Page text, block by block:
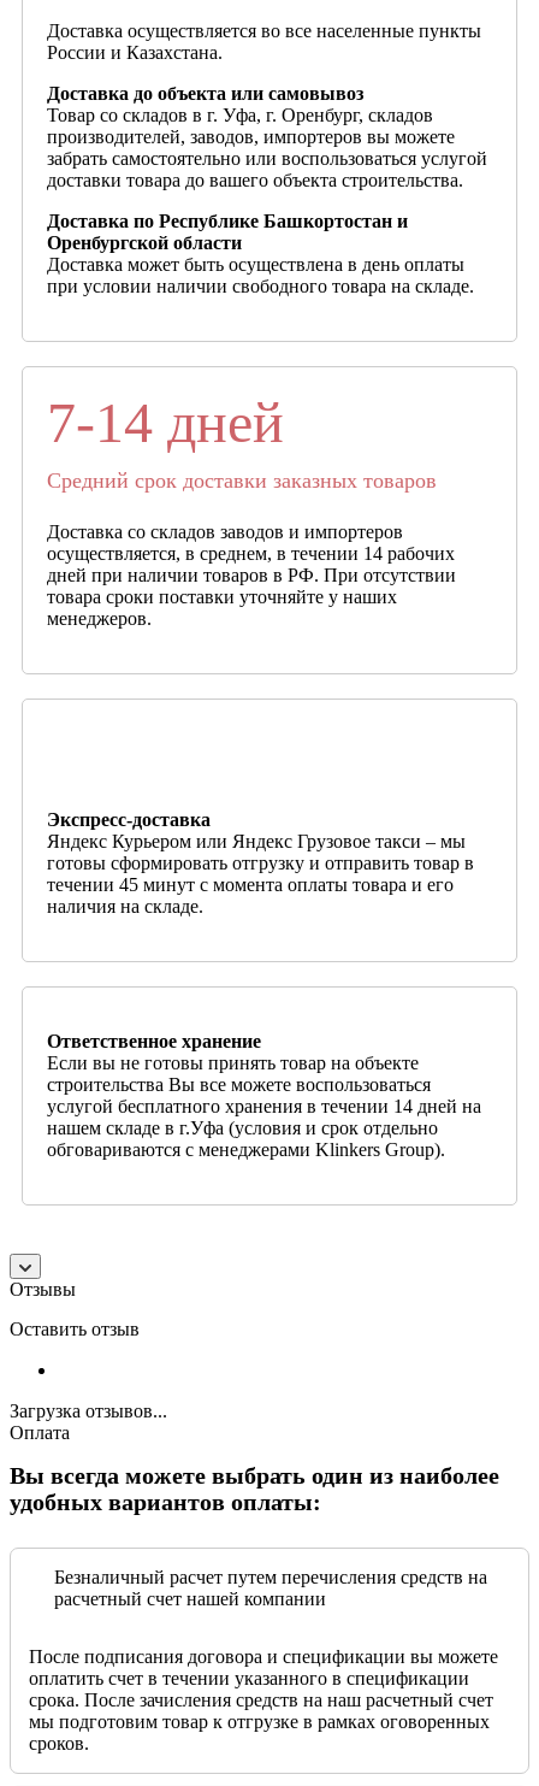
Доставка осуществляется во все населенные пункты
России и Казахстана.
Доставка до объекта или самовывоз
Товар со складов в г. Уфа, г. Оренбург, складов
производителей, заводов, импортеров вы можете
забрать самостоятельно или воспользоваться услугой
доставки товара до вашего объекта строительства.
Доставка по Республике Башкортостан и
Оренбургской области
Доставка может быть осуществлена в день оплаты
при условии наличии свободного товара на складе.
7-14 дней
Средний срок доставки заказных товаров
Доставка со складов заводов и импортеров
осуществляется, в среднем, в течении 14 рабочих
дней при наличии товаров в РФ. При отсутствии
товара сроки поставки уточняйте у наших
менеджеров.
Экспресс-доставка
Яндекс Курьером или Яндекс Грузовое такси – мы
готовы сформировать отгрузку и отправить товар в
течении 45 минут с момента оплаты товара и его
наличия на складе.
Ответственное хранение
Если вы не готовы принять товар на объекте
строительства Вы все можете воспользоваться
услугой бесплатного хранения в течении 14 дней на
нашем складе в г.Уфа (условия и срок отдельно
обговариваются с менеджерами Klinkers Group).
Отзывы
Оставить отзыв
Загрузка отзывов...
Оплата
Вы всегда можете выбрать один из наиболее
удобных вариантов оплаты:
Безналичный расчет путем перечисления средств на
расчетный счет нашей компании
После подписания договора и спецификации вы можете
оплатить счет в течении указанного в спецификации
срока. После зачисления средств на наш расчетный счет
мы подготовим товар к отгрузке в рамках оговоренных
сроков.